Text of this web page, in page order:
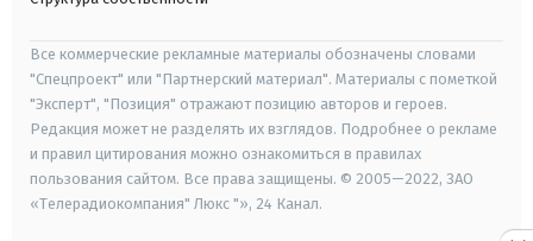
Все коммерческие рекламные материалы обозначены словами
"Спецпроект" или "Партнерский материал". Материалы с пометкой
"Эксперт", "Позиция" отражают позицию авторов и героев.
Редакция может не разделять их взглядов. Подробнее о рекламе
и правил цитирования можно ознакомиться в правилах
пользования сайтом. Все права защищены. © 2005—2022, ЗАО
«Телерадиокомпания" Люкс "», 24 Канал.